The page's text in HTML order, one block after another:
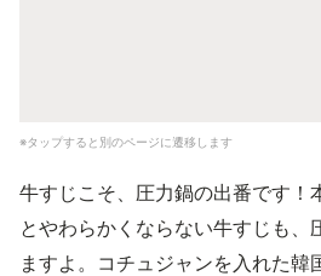
※タップすると別のページに遷移します
牛すじこそ、圧力鍋の出番です！
とやわらかくならない牛すじも、
ますよ。コチュジャンを入れた韓